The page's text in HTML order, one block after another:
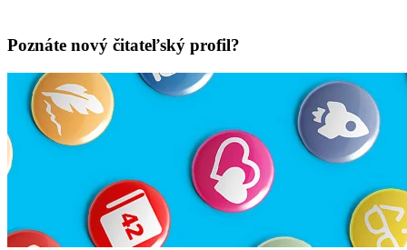
Poznáte nový čitateľský profil?